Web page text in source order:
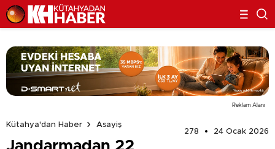
Reklam Alanı
Kütahya'dan Haber
Asayiş
278
24 Ocak 2026
Jandarmadan 22